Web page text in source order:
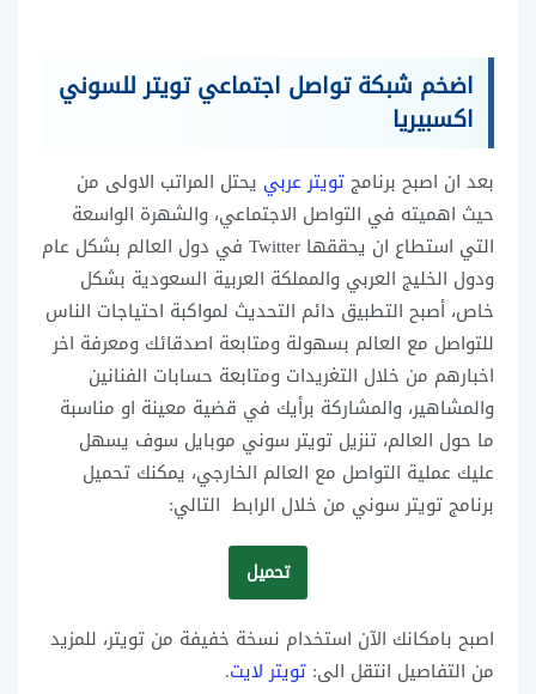
اضخم شبكة تواصل اجتماعي تويتر للسوني
اكسبيريا
بعد ان اصبح برنامجتويتر عربي يحتل المراتب الاولى من
حيث اهميته في التواصل الاجتماعي، والشهرة الواسعة
التي استطاع ان يحققها Twitter في دول العالم بشكل عام
ودول الخليج العربي والمملكة العربية السعودية بشكل
خاص، أصبح التطبيق دائم التحديث لمواكبة احتياجات الناس
للتواصل مع العالم بسهولة ومتابعة اصدقائك ومعرفة اخر
اخبارهم من خلال التغريدات ومتابعة حسابات الفنانين
والمشاهير، والمشاركة برأيك في قضية معينة او مناسبة
ما حول العالم، تنزيل تويتر سوني موبايل سوف يسهل
عليك عملية التواصل مع العالم الخارجي، يمكنك تحميل
برنامج تويتر سوني من خلال الرابط التالي:
تحميل
اصبح بامكانك الآن استخدام نسخة خفيفة من تويتر، للمزيد
من التفاصيل انتقل الى: تويتر لايت.